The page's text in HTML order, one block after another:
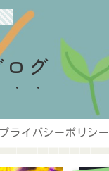
グ
プライバシーポリシー